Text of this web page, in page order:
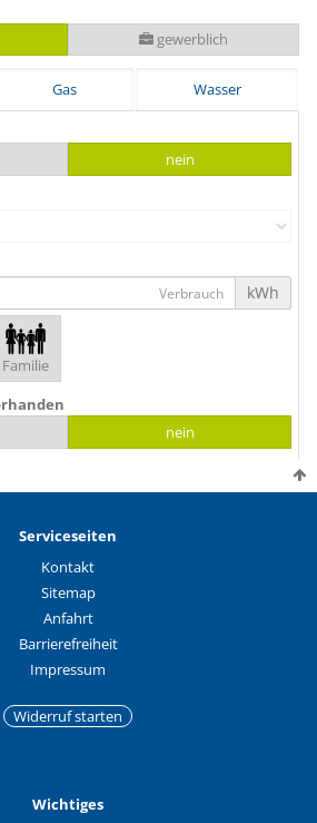
Serviceseiten
Kontakt
Sitemap
Anfahrt
Barrierefreiheit
Impressum
Widerruf starten
Wichtiges